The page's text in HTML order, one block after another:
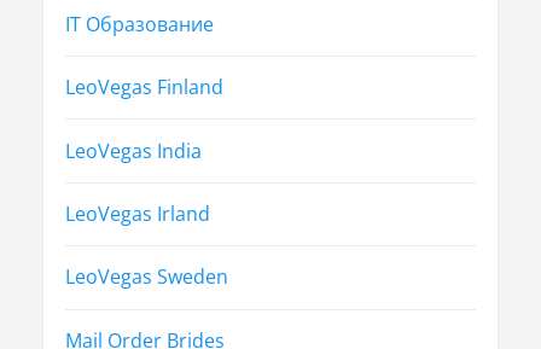
IT Образование
LeoVegas Finland
LeoVegas India
LeoVegas Irland
LeoVegas Sweden
Mail Order Brides